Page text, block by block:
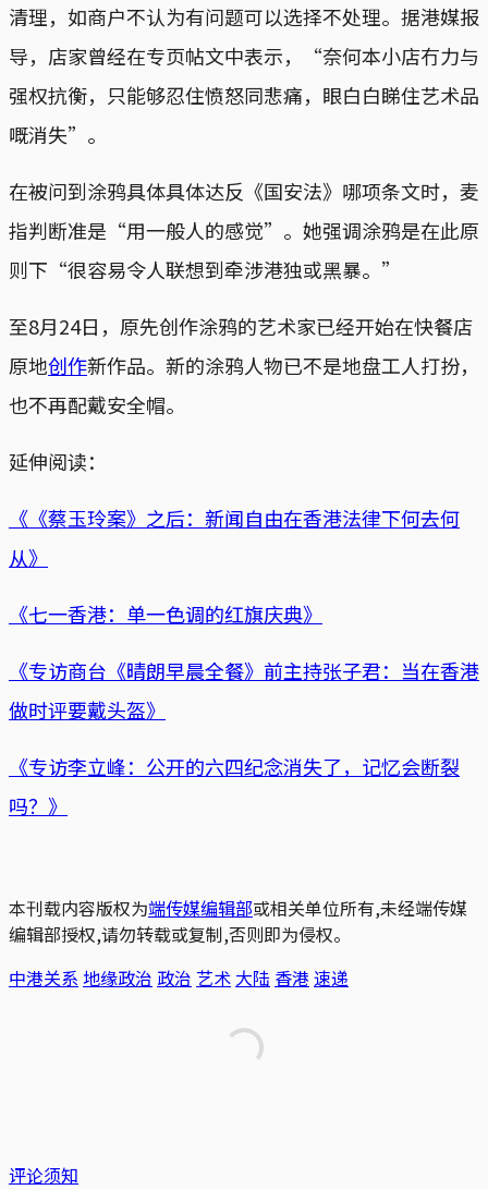
清理，如商户不认为有问题可以选择不处理。据港媒报
导，店家曾经在专页帖文中表示，“奈何本小店冇力与
强权抗衡，只能够忍住愤怒同悲痛，眼白白睇住艺术品
嘅消失”。
在被问到涂鸦具体具体达反《国安法》哪项条文时，麦
指判断准是“用一般人的感觉”。她强调涂鸦是在此原
则下“很容易令人联想到牵涉港独或黑暴。”
至8月24日，原先创作涂鸦的艺术家已经开始在快餐店
原地创作新作品。新的涂鸦人物已不是地盘工人打扮，
也不再配戴安全帽。
延伸阅读：
《《蔡玉玲案》之后：新闻自由在香港法律下何去何
从》
《七一香港：单一色调的红旗庆典》
《专访商台《晴朗早晨全餐》前主持张子君：当在香港
做时评要戴头盔》
《专访李立峰：公开的六四纪念消失了，记忆会断裂
吗？》
本刊载内容版权为端传媒编辑部或相关单位所有,未经端传媒
编辑部授权,请勿转载或复制,否则即为侵权。
中港关系 地缘政治 政治 艺术 大陆 香港 速递
评论须知